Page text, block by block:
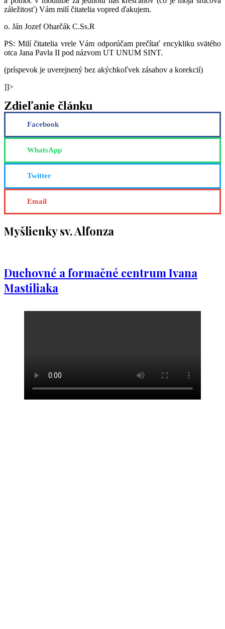
záležitosť) Vám milí čitatelia vopred ďakujem.
o. Ján Jozef Oharčák C.Ss.R
PS: Milí čitatelia vrele Vám odporúčam prečítať encykliku svätého
otca Jana Pavla II pod názvom UT UNUM SINT.
(príspevok je uverejnený bez akýchkoľvek zásahov a korekcií)
]]>
Zdieľanie článku
Facebook
WhatsApp
Twitter
Email
Myšlienky sv. Alfonza
Duchovné a formačné centrum Ivana
Mastiliaka